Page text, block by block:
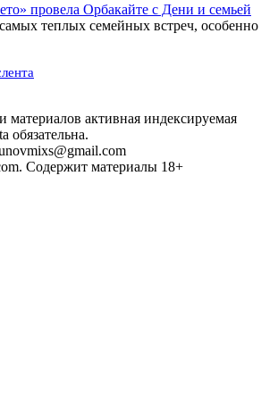
провела Орбакайте с Дени и семьей
теплых семейных встреч, особенно
материалов активная индексируемая
обязательна.
Содержит материалы 18+